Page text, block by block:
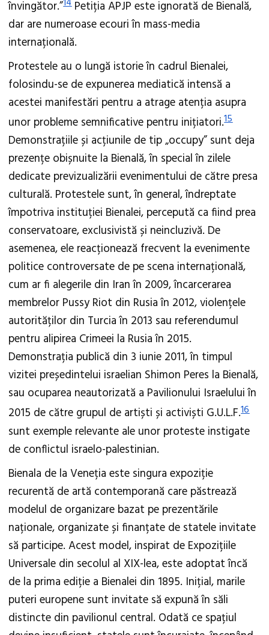
învingător.”14Petiția APJP este ignorată de Bienală,
dar are numeroase ecouri în mass-media
internațională.
Protestele au o lungă istorie în cadrul Bienalei,
folosindu-se de expunerea mediatică intensă a
acestei manifestări pentru a atrage atenția asupra
unor probleme semnificative pentru inițiatori.15
Demonstrațiile și acțiunile de tip „occupy” sunt deja
prezențe obișnuite la Bienală, în special în zilele
dedicate previzualizării evenimentului de către presa
culturală. Protestele sunt, în general, îndreptate
împotriva instituției Bienalei, percepută ca fiind prea
conservatoare, exclusivistă și neincluzivă. De
asemenea, ele reacționează frecvent la evenimente
politice controversate de pe scena internațională,
cum ar fi alegerile din Iran în 2009, încarcerarea
membrelor Pussy Riot din Rusia în 2012, violențele
autorităților din Turcia în 2013 sau referendumul
pentru alipirea Crimeei la Rusia în 2015.
Demonstrația publică din 3 iunie 2011, în timpul
vizitei președintelui israelian Shimon Peres la Bienală,
sau ocuparea neautorizată a Pavilionului Israelului în
2015 de către grupul de artiști și activiști G.U.L.F.16
sunt exemple relevante ale unor proteste instigate
de conflictul israelo-palestinian.
Bienala de la Veneția este singura expoziție
recurentă de artă contemporană care păstrează
modelul de organizare bazat pe prezentările
naționale, organizate și finanțate de statele invitate
să participe. Acest model, inspirat de Expozițiile
Universale din secolul al XIX-lea, este adoptat încă
de la prima ediție a Bienalei din 1895. Inițial, marile
puteri europene sunt invitate să expună în săli
distincte din pavilionul central. Odată ce spațiul